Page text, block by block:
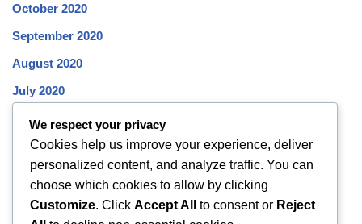
October 2020
September 2020
August 2020
July 2020
June 2020
May 2020
April 2020
March 2020
We respect your privacy
Cookies help us improve your experience, deliver
personalized content, and analyze traffic. You can
choose which cookies to allow by clicking
Customize. Click Accept All to consent or Reject